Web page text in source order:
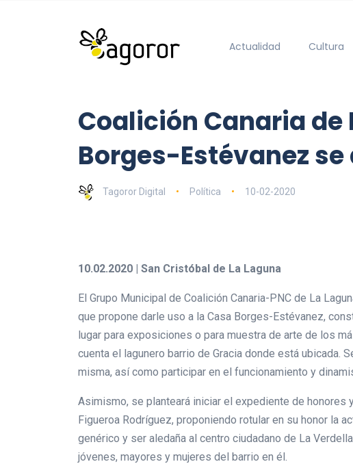
Actualidad Cultura
Coalición Canaria de
Borges-Estévanez
Tagoror Digital Política 10-02-2020
10.02.2020 | San Cristóbal de La Laguna
El Grupo Municipal de Coalición Canaria-PNC de La
que propone darle uso a la Casa Borges-Estévanez,
lugar para exposiciones o para muestra de arte de los
cuenta el lagunero barrio de Gracia donde está ubicada.
misma, así como participar en el funcionamiento y
Asimismo, se planteará iniciar el expediente de
Figueroa Rodríguez, proponiendo rotular en su honor la
genérico y ser aledaña al centro ciudadano de La
jóvenes, mayores y mujeres del barrio en él.